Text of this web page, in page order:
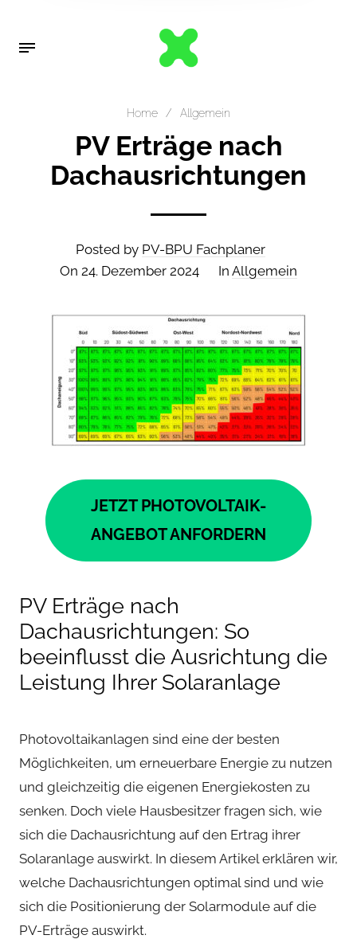
Home / Allgemein
PV Erträge nach
Dachausrichtungen
Posted by PV-BPU Fachplaner
On 24. Dezember 2024 In Allgemein
JETZT PHOTOVOLTAIK-
ANGEBOT ANFORDERN
PV Erträge nach
Dachausrichtungen: So
beeinflusst die Ausrichtung die
Leistung Ihrer Solaranlage
Photovoltaikanlagen sind eine der besten
Möglichkeiten, um erneuerbare Energie zu nutzen
und gleichzeitig die eigenen Energiekosten zu
senken. Doch viele Hausbesitzer fragen sich, wie
sich die Dachausrichtung auf den Ertrag ihrer
Solaranlage auswirkt. In diesem Artikel erklären wir,
welche Dachausrichtungen optimal sind und wie
sich die Positionierung der Solarmodule auf die
PV-Erträge auswirkt.